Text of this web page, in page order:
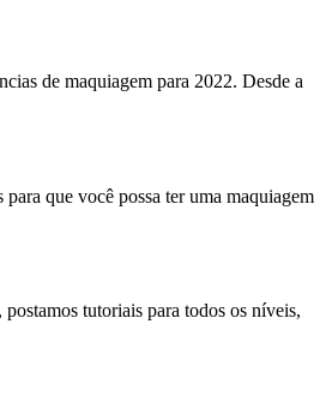
de maquiagem para 2022. Desde a
que você possa ter uma maquiagem
tutoriais para todos os níveis,